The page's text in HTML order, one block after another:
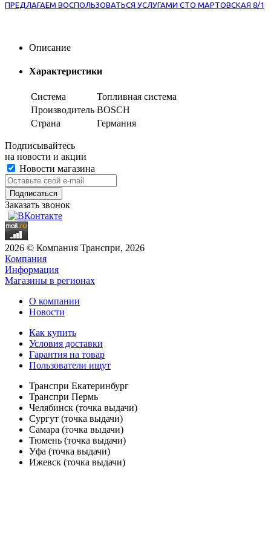
ПРЕДЛАГАЕМ ВОСПОЛЬЗОВАТЬСЯ УСЛУГАМИ СТО МАРТОВСКАЯ 8/1
Описание
Характеристики
Система
Топливная система
Производитель BOSCH
Страна
Германия
Подписывайтесь
на новости и акции
Новости магазина
Заказать звонок
2026 © Компания Транспри, 2026
Компания
Информация
Магазины в регионах
О компании
Новости
Как купить
Условия доставки
Гарантия на товар
Пользователи ищут
Транспри Екатеринбург
Транспри Пермь
Челябинск (точка выдачи)
Сургут (точка выдачи)
Самара (точка выдачи)
Тюмень (точка выдачи)
Уфа (точка выдачи)
Ижевск (точка выдачи)